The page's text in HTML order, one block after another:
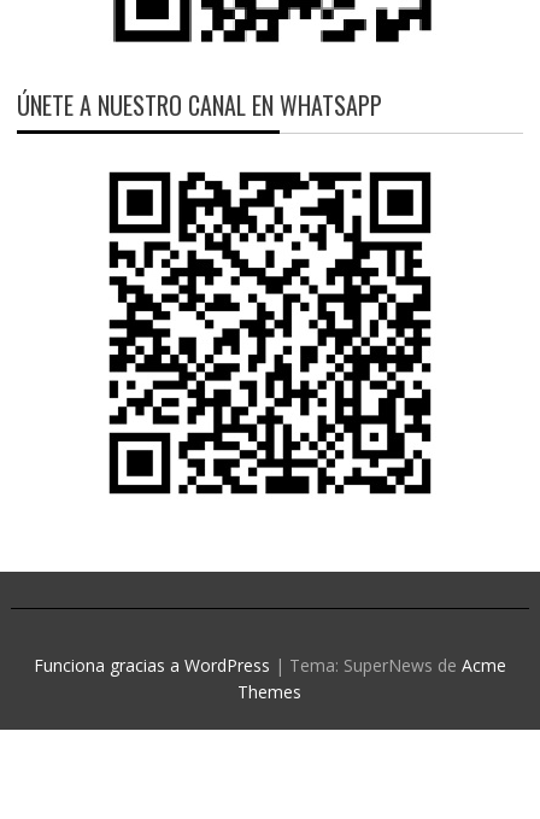
ÚNETE A NUESTRO CANAL EN WHATSAPP
Funciona gracias a WordPress | Tema: SuperNews de Acme
Themes